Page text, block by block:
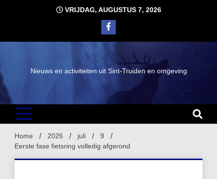
VRIJDAG, AUGUSTUS 7, 2026
Nieuws en activiteiten uit Sint-Truiden en omgeving
Home 2026 juli
9
Eerste fase fietsring volledig afgerond